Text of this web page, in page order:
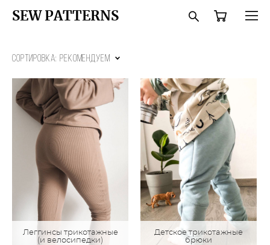
SEW PATTERNS
Сортировка: рекомендуем
Леггинсы трикотажные
(и велосипедки)
Детское трикотажные
брюки